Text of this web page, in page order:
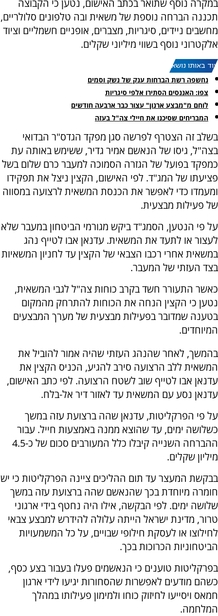
במקרה נוסף שתואר בכתב האישום, נטען כי הקבוצה
תכננה הברחה נוספת של משאית ובה טלפונים סלולריים,
מחשבים ניידים, סיגריות, מצברים, אופניים חשמליים וציוד
אלקטרוני נוסף בשווי מיליוני שקלים.
עוד באותו נושא:
נחשפה רשת הברחות ענק של נשק וסמים
צפו: האננסים הסתירו אלפי סיגריות
לוחם מ"מבצע ארנון" עצור כבר ארבעה חודשים
המבריחים שסיכנו את חיילי צה"ל בעזה
בשלב זה הצטרף לפרשה סגן מפקד הגדס"ר הבדואי
בצה"ל, גיסו של הנאשם אמיר גדיר, ששימש באותה עת
כמפקד בפועל של הגזרה הסמוכה למעבר כרם שלום בשל
פציעתו של המג"ד. לפי האישום, הקצין ניצל את תפקידו
ומעמדו כדי לאפשר את הכנסת המשאית לרצועה במסווה
של פעילות מבצעית.
על פי הנטען, הסמג"ד ביקש מגורמי הביטחון במעבר שלא
לעצור או לתעד את המשאית. עדנאן אבו לטייף נהג
במשאית אחרי רכבו הצבאי של הקצין עד לחניון המשאיות
בצד העזתי של המעבר.
כאשר התעורר חשד בקרב כוחות צה"ל לגבי המשאית,
נטען כי הקצין הנחה את הכוחות להתרחק מהמקום
בטענה שמדובר בפעילות מבצעית של מערך המבצעים
המיוחדים.
בהמשך, לאחר שהנהג העזתי שהיה אמור להוביל את
המשאית ללב הרצועה סירב להגיע, הכניס הקצין את
עדנאן אבו לטייף שוב לשטח הרצועה. לפי כתב האישום,
עדנאן נסע עם המשאית עד לאזור דיר אל-בלח.
על פי הפרקליטות, עדנאן שהה ברצועת עזה במשך
כשלושה ימים, עד שהוצא ממנה באמצעות חייל. עבור
ההברחה השנייה קיבלו כלל המעורבים סכום של כ-4.5
מיליון שקלים.
בבקשת המעצר עד תום ההליכים ציינה הפרקליטות כי יש
חומרה מיוחדת בכך שהנאשם שהה ברצועת עזה במשך
שלושה ימים. לפי הבקשה, אילו היה נחטף בידי ארגוני
טרור, מדינת ישראל הייתה עלולה להידרש למבצע צבאי
לחילוצו או לעסקת חילופי שבויים, על כל המשמעויות
הביטחוניות הכרוכות בכך.
בפרקליטות טוענים כי הנאשמים פעלו בעבור בצע כסף,
כשהם מודעים לאפשרות שהסחורות יגיעו לידי ארגון
חמאס ויסייעו לחיזוק כוחו ולמימון פעילותו במהלך
המלחמה.